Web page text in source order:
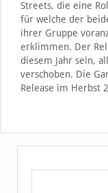
Streets, die eine
für welche der
ihrer Gruppe
erklimmen. Der
diesem Jahr sein,
verschoben. Die
Release im Herbst